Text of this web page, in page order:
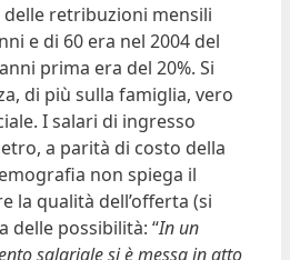
retribuzioni mensili
e di 60 era nel 2004 del
prima era del 20%. Si
di più sulla famiglia, vero
I salari di ingresso
a parità di costo della
non spiega il
la qualità dell’offerta (si
delle possibilità: “In un
salariale si è messa in atto